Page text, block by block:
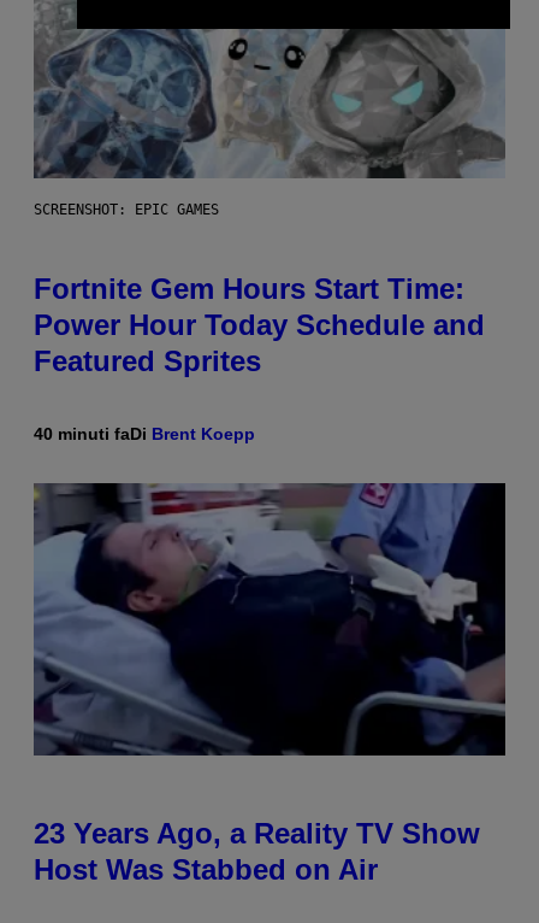
SCREENSHOT: EPIC GAMES
Fortnite Gem Hours Start Time:
Power Hour Today Schedule and
Featured Sprites
40 minuti faDi Brent Koepp
23 Years Ago, a Reality TV Show
Host Was Stabbed on Air